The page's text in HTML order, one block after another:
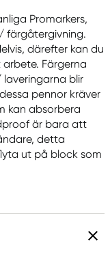
Promarkers,
färgåtergivning.
därefter kan du
Färgerna
blir
pennor kräver
kan absorbera
är bara att
detta
ut på block som